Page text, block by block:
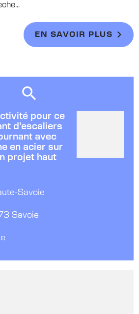
EN SAVOIR PLUS
pour ce
d'escaliers
avec
en acier sur
projet haut
Savoie
Savoie